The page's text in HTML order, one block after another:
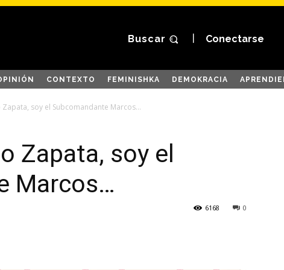
Buscar Conectarse
CONTEXTO FEMINISHKA DEMOKRACIA
soy el Subcomandante Marcos…
Zapata, soy el
Marcos…
0
6168